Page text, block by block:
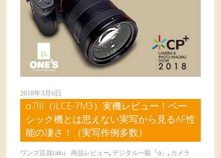
2018年3月6日
α7III（ILCE-7M3）実機レビュー！ベー
シック機とは思えない実写から見るAF性
能の凄さ！（実写作例多数）
ワンズ店員taku 商品レビュー, デジタル一眼『α』, カメラ